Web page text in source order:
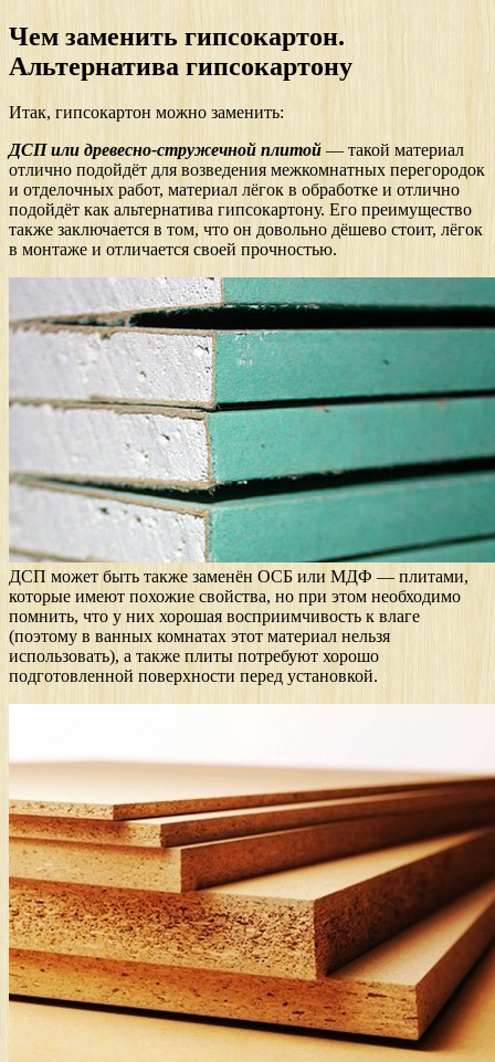
Чем заменить гипсокартон.
Альтернатива гипсокартону
Итак, гипсокартон можно заменить:
ДСП или древесно-стружечной плитой — такой материал
отлично подойдёт для возведения межкомнатных перегородок
и отделочных работ, материал лёгок в обработке и отлично
подойдёт как альтернатива гипсокартону. Его преимущество
также заключается в том, что он довольно дёшево стоит, лёгок
в монтаже и отличается своей прочностью.
ДСП может быть также заменён ОСБ или МДФ — плитами,
которые имеют похожие свойства, но при этом необходимо
помнить, что у них хорошая восприимчивость к влаге
(поэтому в ванных комнатах этот материал нельзя
использовать), а также плиты потребуют хорошо
подготовленной поверхности перед установкой.